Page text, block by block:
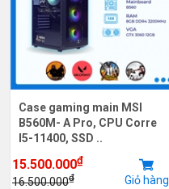
Case gaming main MSI
B560M- A Pro, CPU Corre
I5-11400, SSD ..
15.500.000₫
16.500.000₫ Giỏ hàng